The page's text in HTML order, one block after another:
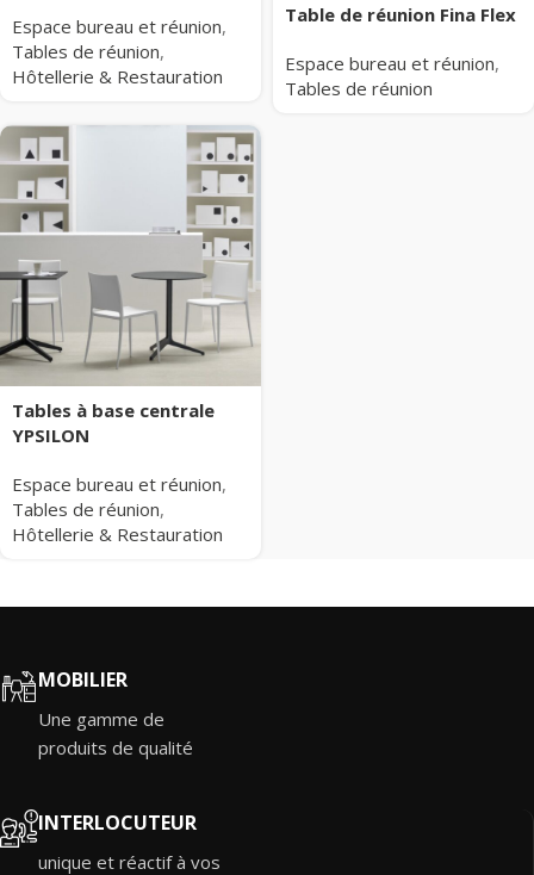
Espace bureau et réunion,
Tables de réunion,
Hôtellerie & Restauration
Table de réunion Fina Flex
Espace bureau et réunion,
Tables de réunion
Tables à base centrale
YPSILON
Espace bureau et réunion,
Tables de réunion,
Hôtellerie & Restauration
MOBILIER
Une gamme de
produits de qualité
INTERLOCUTEUR
unique et réactif à vos